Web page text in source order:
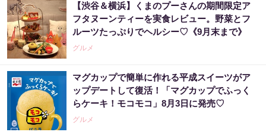
【渋谷＆横浜】くまのプーさんの期間限定ア
フタヌーンティーを実食レビュー。野菜とフ
ルーツたっぷりでヘルシー♡《9月末まで》
グルメ
マグカップで簡単に作れる平成スイーツがア
ップデートして復活！「マグカップでふっく
らケーキ！モコモコ」8月3日に発売♡
グルメ